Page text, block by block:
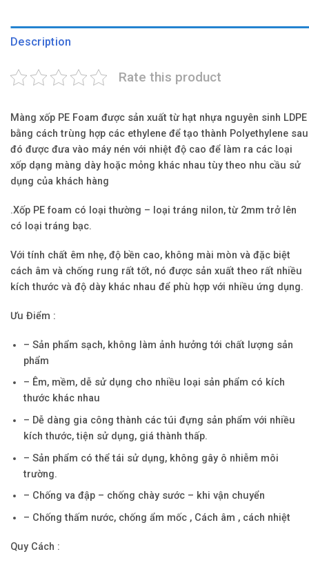
Description
Rate this product
Màng xốp PE Foam được sản xuất từ hạt nhựa nguyên sinh LDPE
bằng cách trùng hợp các ethylene để tạo thành Polyethylene sau
đó được đưa vào máy nén với nhiệt độ cao để làm ra các loại
xốp dạng màng dày hoặc mỏng khác nhau tùy theo nhu cầu sử
dụng của khách hàng
.Xốp PE foam có loại thường – loại tráng nilon, từ 2mm trở lên
có loại tráng bạc.
Với tính chất êm nhẹ, độ bền cao, không mài mòn và đặc biệt
cách âm và chống rung rất tốt, nó được sản xuất theo rất nhiều
kích thước và độ dày khác nhau để phù hợp với nhiều ứng dụng.
Ưu Điểm :
– Sản phẩm sạch, không làm ảnh hưởng tới chất lượng sản
phẩm
– Êm, mềm, dễ sử dụng cho nhiều loại sản phẩm có kích
thước khác nhau
– Dễ dàng gia công thành các túi đựng sản phẩm với nhiều
kích thước, tiện sử dụng, giá thành thấp.
– Sản phẩm có thể tái sử dụng, không gây ô nhiễm môi
trường.
– Chống va đập – chống chày sước – khi vận chuyển
– Chống thấm nước, chống ẩm mốc , Cách âm , cách nhiệt
Quy Cách :